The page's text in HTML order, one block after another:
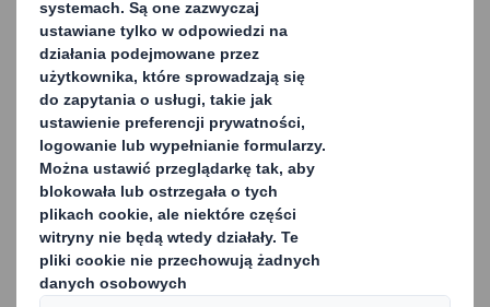
Opakowania typu bulk
Jako lider w projektowaniu i produkcji opakowań,
oferujemy innowacyjne rozwiązania dostosowane do
różnych potrzeb logistycznych. Specjalizujemy się m.in.
w opakowaniach Heavy Duty, które idealnie sprawdzają
się w transporcie produktów takich jak proszki,
granulaty, nasiona, mrożonki czy oleje, a także 4-, 5- i 6-
warstwowych kartonach, wyjątkowo odpornych na
obciążenia.